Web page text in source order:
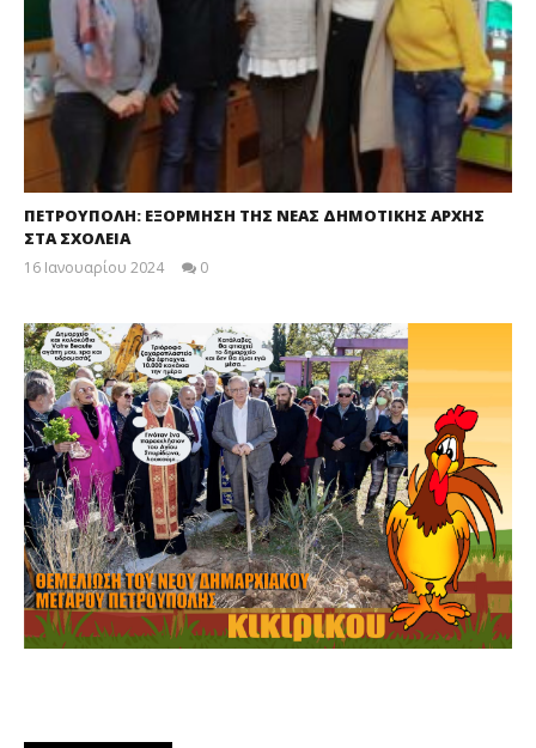
ΠΕΤΡΟΥΠΟΛΗ: ΕΞΟΡΜΗΣΗ ΤΗΣ ΝΕΑΣ ΔΗΜΟΤΙΚΗΣ ΑΡΧΗΣ
ΣΤΑ ΣΧΟΛΕΙΑ
16 Ιανουαρίου 2024
0